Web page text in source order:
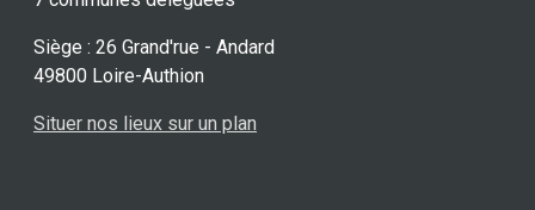
Siège : 26 Grand'rue - Andard
49800 Loire-Authion
Situer nos lieux sur un plan